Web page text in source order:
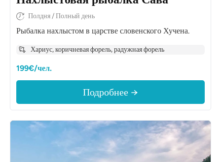
Полдня / Полный день
Рыбалка нахлыстом в царстве словенского Хучена.
Хариус, коричневая форель, радужная форель
199€/чел.
Подробнее →